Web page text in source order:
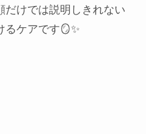
だけでは説明しきれない
るケアです🪞✨